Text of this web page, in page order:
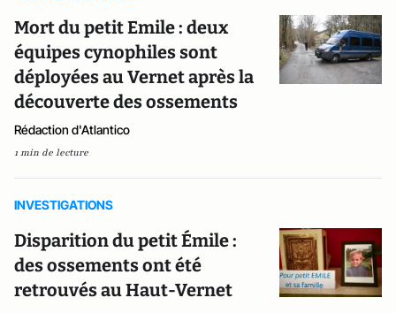
Mort du petit Emile : deux
équipes cynophiles sont
déployées au Vernet après la
découverte des ossements
Rédaction d'Atlantico
1 min de lecture
INVESTIGATIONS
Disparition du petit Émile :
des ossements ont été
retrouvés au Haut-Vernet